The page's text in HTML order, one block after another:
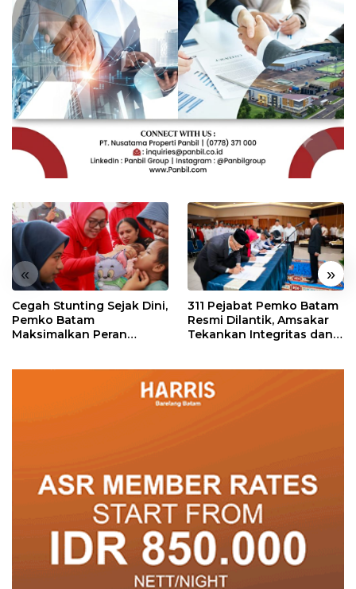
« »
Cegah Stunting Sejak Dini,
Pemko Batam
Maksimalkan Peran
311 Pejabat Pemko Batam
Resmi Dilantik, Amsakar
Tekankan Integritas dan